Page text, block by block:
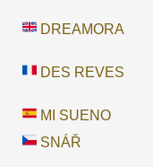
DREAMORA
DES REVES
MI SUENO
SNÁŘ